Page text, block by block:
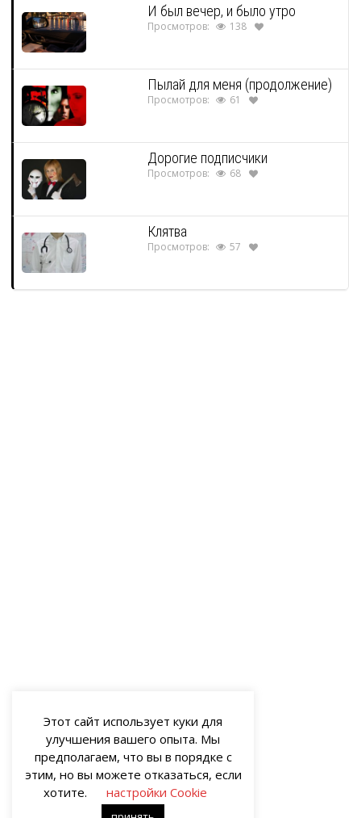
И был вечер, и было утро
Просмотров: 138
Пылай для меня (продолжение)
Просмотров: 61
Дорогие подписчики
Просмотров: 68
Клятва
Просмотров: 57
Этот сайт использует куки для
улучшения вашего опыта. Мы
предполагаем, что вы в порядке с
этим, но вы можете отказаться, если
хотите.
настройки Cookie